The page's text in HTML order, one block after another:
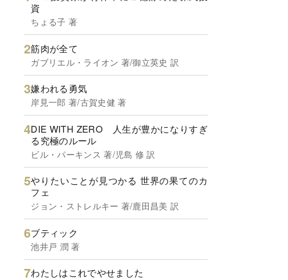
資
ちょる子 著
筋肉が全て
ガブリエル・ライオン 著/御立英史 訳
嫌われる勇気
岸見一郎 著/古賀史健 著
DIE WITH ZERO 人生が豊かになりすぎ
る究極のルール
ビル・パーキンス 著/児島 修 訳
やりたいことが見つかる 世界の果てのカ
フェ
ジョン・ストレルキー 著/鹿田昌美 訳
ブティック
池井戸 潤 著
わたしはこれでやせました